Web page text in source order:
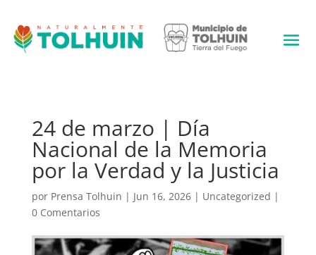
24 de marzo | Día
Nacional de la Memoria
por la Verdad y la Justicia
por Prensa Tolhuin | Jun 16, 2026| Uncategorized |
0 Comentarios